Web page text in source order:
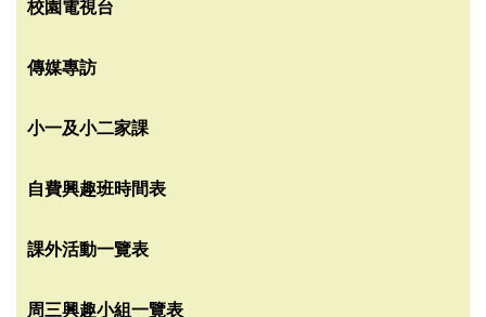
校園電視台
傳媒專訪
小一及小二家課
自費興趣班時間表
課外活動一覽表
周三興趣小組一覽表